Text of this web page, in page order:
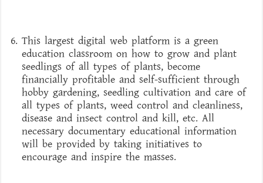
This largest digital web platform is a green
education classroom on how to grow and plant
seedlings of all types of plants, become
financially profitable and self-sufficient through
hobby gardening, seedling cultivation and care of
all types of plants, weed control and cleanliness,
disease and insect control and kill, etc. All
necessary documentary educational information
will be provided by taking initiatives to
encourage and inspire the masses.